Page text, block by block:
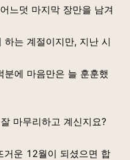
느덧 마지막 장만을 남겨
는 계절이지만, 지난 시
에 마음만은 늘 훈훈했
마무리하고 계신지요?
거운 12월이 되셨으면 합